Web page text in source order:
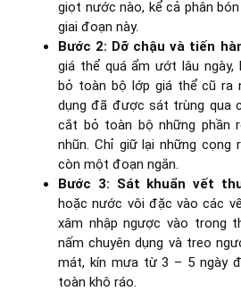
giọt nước nào, kể cả phân
giai đoạn này.
Bước 2: Dỡ chậu và tiến
giá thể quá ẩm ướt lâu ngày,
bỏ toàn bộ lớp giá thể cũ ra
dụng đã được sát trùng qua
cắt bỏ toàn bộ những phần
nhũn. Chỉ giữ lại những cọng
còn một đoạn ngắn.
Bước 3: Sát khuẩn vết
hoặc nước vôi đặc vào các
xâm nhập ngược vào trong
nấm chuyên dụng và treo
mát, kín mưa từ 3 – 5 ngày
toàn khô ráo.